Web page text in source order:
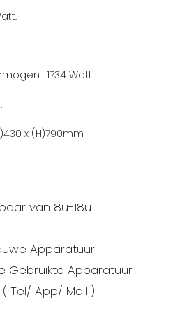
: 1734 Watt.
x (H)790mm
van 8u-18u
Apparatuur
Gebruikte Apparatuur
Tel/ App/ Mail )